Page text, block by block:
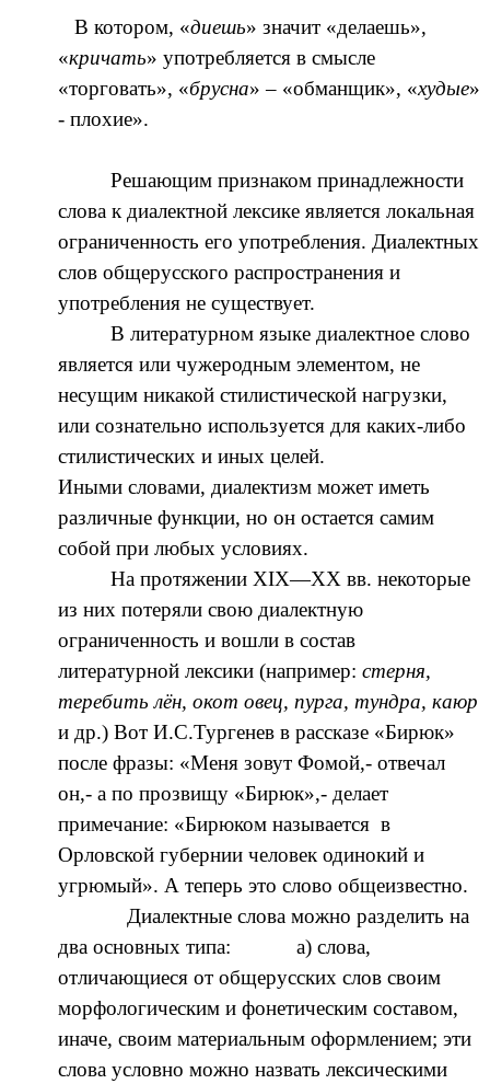
В котором, «диешь» значит «делаешь»,
«кричать» употребляется в смысле
«торговать», «брусна» – «обманщик», «худые»
- плохие».
Решающим признаком принадлежности
слова к диалектной лексике является локальная
ограниченность его употребления. Диалектных
слов общерусского распространения и
употребления не существует.
В литературном языке диалектное слово
является или чужеродным элементом, не
несущим никакой стилистической нагрузки,
или сознательно используется для каких-либо
стилистических и иных целей.
Иными словами, диалектизм может иметь
различные функции, но он остается самим
собой при любых условиях.
На протяжении XIX—XX вв. некоторые
из них потеряли свою диалектную
ограниченность и вошли в состав
литературной лексики (например:стерня,
теребить лён, окот овец, пурга, тундра, каюр
и др.) Вот И.С.Тургенев в рассказе «Бирюк»
после фразы: «Меня зовут Фомой,- отвечал
он,- а по прозвищу «Бирюк»,- делает
примечание: «Бирюком называется в
Орловской губернии человек одинокий и
угрюмый». А теперь это слово общеизвестно.
Диалектные слова можно разделить на
два основных типа: а) слова,
отличающиеся от общерусских слов своим
морфологическим и фонетическим составом,
иначе, своим материальным оформлением; эти
слова условно можно назвать лексическими